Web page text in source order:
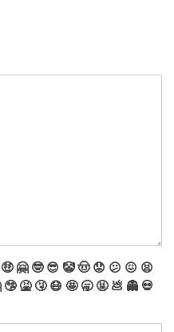
🤑 🤗 🤓 😎 🤡🤠 😟 😕 😖 😫
🤥 🤮 🤧 😷 🤩 🥱 🤬 💩 👻 💀